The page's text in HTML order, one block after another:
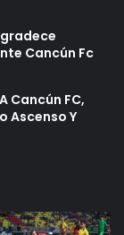
Cancún Fc
Cancún FC,
Ascenso Y